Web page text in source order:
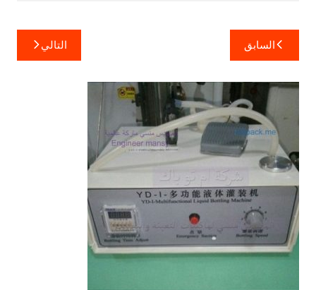
تصفّح
المقالات
السابق التالي